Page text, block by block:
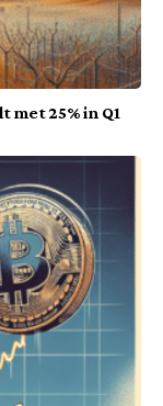
25% in Q1